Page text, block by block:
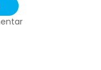
zu